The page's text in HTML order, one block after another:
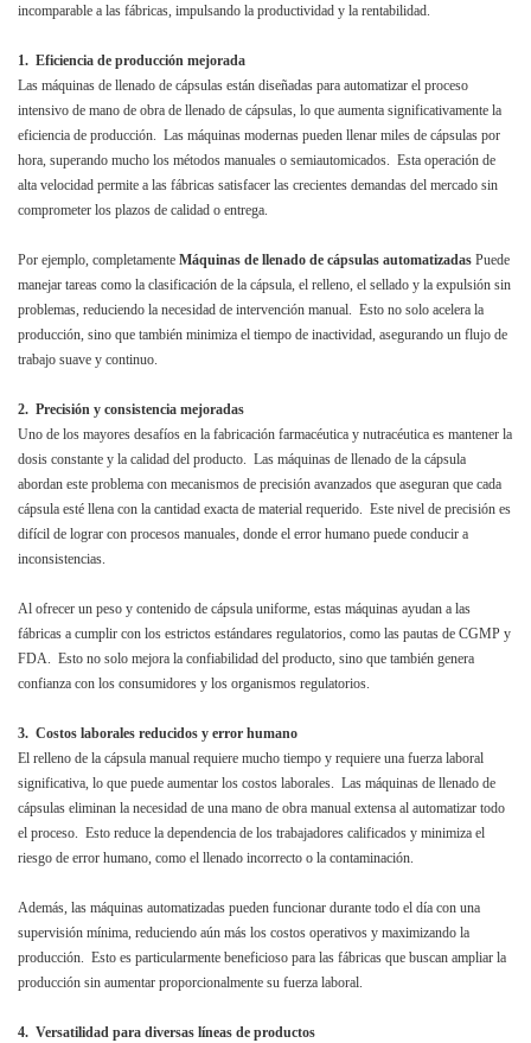
incomparable a las fábricas, impulsando la productividad y la rentabilidad.
1. Eficiencia de producción mejorada
Las máquinas de llenado de cápsulas están diseñadas para automatizar el proceso
intensivo de mano de obra de llenado de cápsulas, lo que aumenta significativamente la
eficiencia de producción. Las máquinas modernas pueden llenar miles de cápsulas por
hora, superando mucho los métodos manuales o semiautomicados. Esta operación de
alta velocidad permite a las fábricas satisfacer las crecientes demandas del mercado sin
comprometer los plazos de calidad o entrega.
Por ejemplo, completamente Máquinas de llenado de cápsulas automatizadas Puede
manejar tareas como la clasificación de la cápsula, el relleno, el sellado y la expulsión sin
problemas, reduciendo la necesidad de intervención manual. Esto no solo acelera la
producción, sino que también minimiza el tiempo de inactividad, asegurando un flujo de
trabajo suave y continuo.
2. Precisión y consistencia mejoradas
Uno de los mayores desafíos en la fabricación farmacéutica y nutracéutica es mantener la
dosis constante y la calidad del producto. Las máquinas de llenado de la cápsula
abordan este problema con mecanismos de precisión avanzados que aseguran que cada
cápsula esté llena con la cantidad exacta de material requerido. Este nivel de precisión es
difícil de lograr con procesos manuales, donde el error humano puede conducir a
inconsistencias.
Al ofrecer un peso y contenido de cápsula uniforme, estas máquinas ayudan a las
fábricas a cumplir con los estrictos estándares regulatorios, como las pautas de CGMP y
FDA. Esto no solo mejora la confiabilidad del producto, sino que también genera
confianza con los consumidores y los organismos regulatorios.
3. Costos laborales reducidos y error humano
El relleno de la cápsula manual requiere mucho tiempo y requiere una fuerza laboral
significativa, lo que puede aumentar los costos laborales. Las máquinas de llenado de
cápsulas eliminan la necesidad de una mano de obra manual extensa al automatizar todo
el proceso. Esto reduce la dependencia de los trabajadores calificados y minimiza el
riesgo de error humano, como el llenado incorrecto o la contaminación.
Además, las máquinas automatizadas pueden funcionar durante todo el día con una
supervisión mínima, reduciendo aún más los costos operativos y maximizando la
producción. Esto es particularmente beneficioso para las fábricas que buscan ampliar la
producción sin aumentar proporcionalmente su fuerza laboral.
4. Versatilidad para diversas líneas de productos